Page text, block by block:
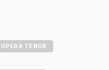
TENOR